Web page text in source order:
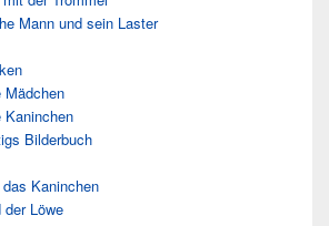
Mann und sein Laster
Mädchen
Kaninchen
Bilderbuch
Kaninchen
Löwe